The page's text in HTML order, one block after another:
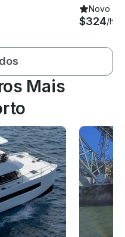
Novo
$324/
Mais